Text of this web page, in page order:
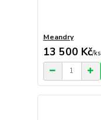
Meandry
13 500 Kč/ks